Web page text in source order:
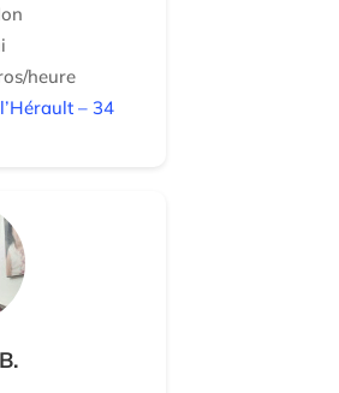
heure
– 34